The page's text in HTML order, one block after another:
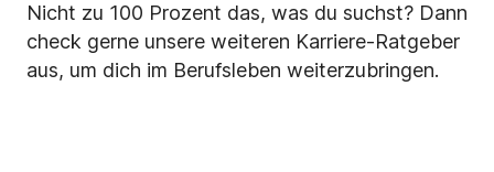
Nicht zu 100 Prozent das, was du suchst? Dann
check gerne unsere weiteren Karriere-Ratgeber
aus, um dich im Berufsleben weiterzubringen.